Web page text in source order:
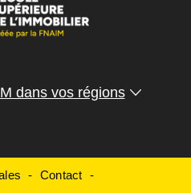
dans vos régions
Contact